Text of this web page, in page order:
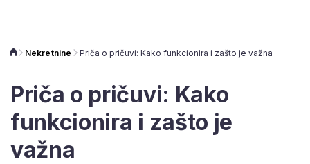
Nekretnine Priča o pričuvi: Kako funkcionira i zašto je važna
Priča o pričuvi: Kako
funkcionira i zašto je
važna